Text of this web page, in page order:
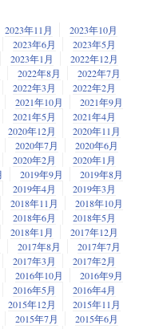
2023年11月
2023年10月
2023年6月
2023年5月
2023年1月
2022年12月
2022年8月
2022年7月
2022年3月
2022年2月
2021年10月
2021年9月
2021年5月
2021年4月
2020年12月
2020年11月
2020年7月
2020年6月
2020年2月
2020年1月
2019年9月
2019年8月
2019年4月
2019年3月
2018年11月
2018年10月
2018年6月
2018年5月
2018年1月
2017年12月
2017年8月
2017年7月
2017年3月
2017年2月
2016年10月
2016年9月
2016年5月
2016年4月
2015年12月
2015年11月
2015年7月
2015年6月